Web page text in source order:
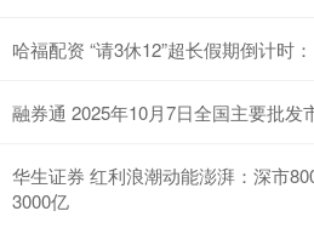
哈福配资 “请3休12”超长假期倒计时
融券通 2025年10月7日全国主要批发
华生证券 红利浪潮动能澎湃：深市
3000亿